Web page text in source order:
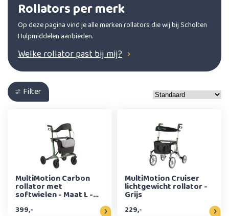
Rollators per merk
Op deze pagina vind je alle merken rollators die wij bij Scholten
Hulpmiddelen aanbieden.
Welke rollator past bij mij?
Filter
MultiMotion Carbon
rollator met
softwielen - Maat L -
399,-
MultiMotion Cruiser
lichtgewicht rollator -
Grijs
229,-